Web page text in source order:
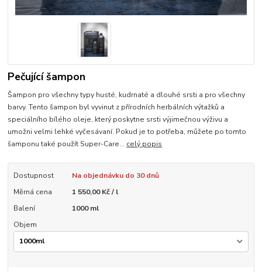
Pečující šampon
Šampon pro všechny typy husté, kudrnaté a dlouhé srsti a pro všechny
barvy. Tento šampon byl vyvinut z přírodních herbálních výtažků a
speciálního bílého oleje, který poskytne srsti výjimečnou výživu a
umožni velmi lehké vyčesávaní. Pokud je to potřeba, můžete po tomto
šamponu také použít Super-Care... celý popis
Dostupnost
Na objednávku do 30 dnů
Měrná cena
1 550,00 Kč / l
Balení
1000 ml
Objem